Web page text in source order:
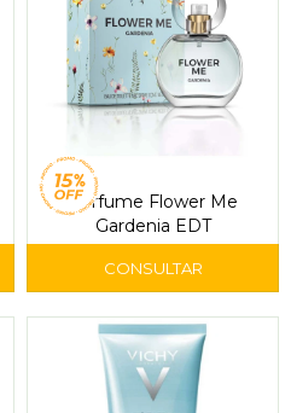
Perfume Flower Me
Gardenia EDT